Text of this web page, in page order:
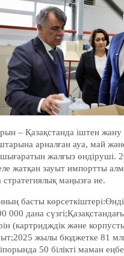
– Қазақстанда іштен жану
арналған ауа, май
шығаратын жалғыз өндіруші.
жатқан зауыт импортты
маңызға ие.
басты
000 дана
(картридждік және
жылы бюджетке 81
50 білікті маман